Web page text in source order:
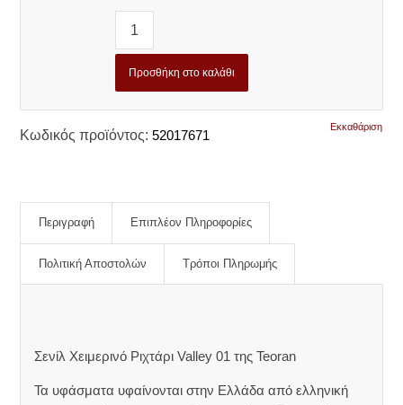
Εκκαθάριση
Προσθήκη στο καλάθι
Κωδικός προϊόντος: 52017671
Περιγραφή Επιπλέον Πληροφορίες
Πολιτική Αποστολών Τρόποι Πληρωμής
Σενίλ Χειμερινό Ριχτάρι Valley 01 της Teoran
Τα υφάσματα υφαίνονται στην Ελλάδα από ελληνική